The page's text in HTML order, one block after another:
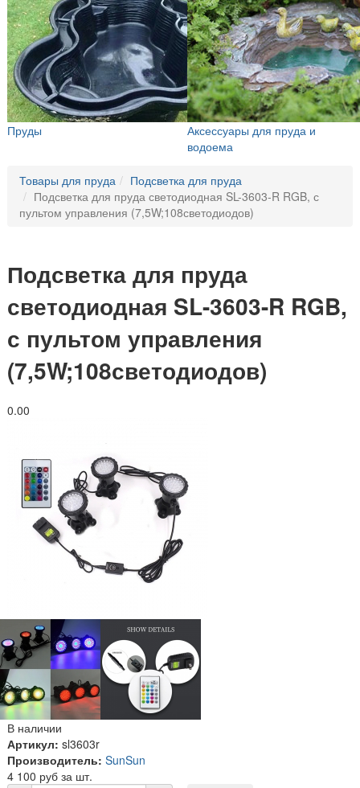
Пруды
Аксессуары для пруда и
водоема
Товары для пруда
Подсветка для пруда
Подсветка для пруда светодиодная SL-3603-R RGB, с
пультом управления (7,5W;108светодиодов)
Подсветка для пруда
светодиодная SL-3603-R RGB,
с пультом управления
(7,5W;108светодиодов)
0.00
В наличии
Артикул: sl3603r
Производитель: SunSun
4 100 руб за шт.